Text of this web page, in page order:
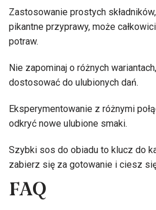
Zastosowanie prostych
pikantne przyprawy, może
potraw.
Nie zapominaj o różnych
dostosować do ulubionych dań.
Eksperymentowanie z różnymi
odkryć nowe ulubione smaki.
Szybki sos do obiadu to klucz do
zabierz się za gotowanie i ciesz
FAQ